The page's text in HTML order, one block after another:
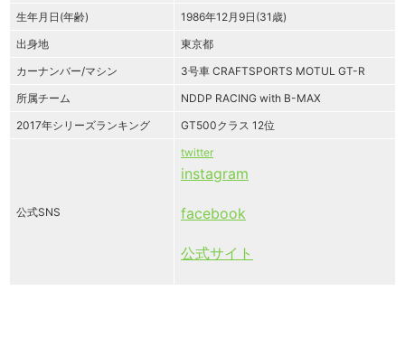
生年月日(年齢)
1986年12月9日(31歳)
出身地
東京都
カーナンバー/マシン
3号車 CRAFTSPORTS MOTUL GT-R
所属チーム
NDDP RACING with B-MAX
2017年シリーズランキング
GT500クラス 12位
公式SNS
twitter
instagram
facebook
公式サイト